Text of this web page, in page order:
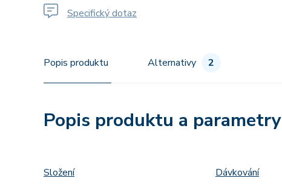
Specifický dotaz
Popis produktu Alternativy 2
Popis produktu a parametry
Složení
Dávkování